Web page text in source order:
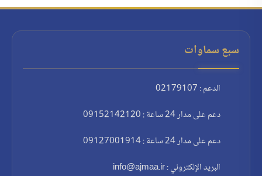
سبع سماوات
الدعم : 02179107
دعم على مدار 24 ساعة : 09152142120
دعم على مدار 24 ساعة : 09127001914
البريد الإلكتروني : info@ajmaa.ir